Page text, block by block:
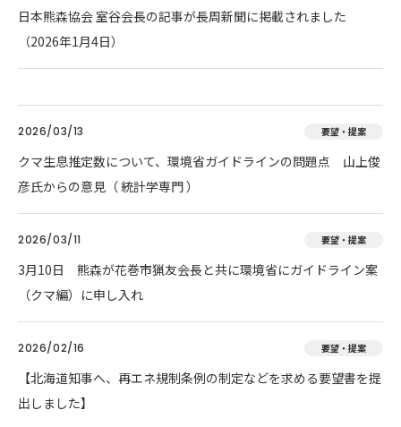
日本熊森協会 室谷会長の記事が長周新聞に掲載されました
（2026年1月4日）
2026/03/13 要望・提案
クマ生息推定数について、環境省ガイドラインの問題点 山上俊
彦氏からの意見（ 統計学専門 ）
2026/03/11 要望・提案
3月10日 熊森が花巻市猟友会長と共に環境省にガイドライン案
（クマ編）に申し入れ
2026/02/16 要望・提案
【北海道知事へ、再エネ規制条例の制定などを求める要望書を提
出しました】